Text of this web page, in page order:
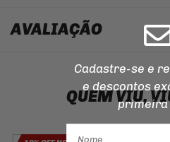
AVALIAÇÃO
QUEM VIU,
Cadastre-se e
e descontos
primeira